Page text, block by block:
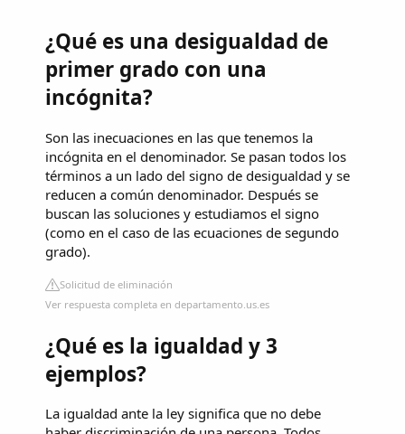
¿Qué es una desigualdad de
primer grado con una
incógnita?
Son las inecuaciones en las que tenemos la
incógnita en el denominador. Se pasan todos los
términos a un lado del signo de desigualdad y se
reducen a común denominador. Después se
buscan las soluciones y estudiamos el signo
(como en el caso de las ecuaciones de segundo
grado).
Solicitud de eliminación
Ver respuesta completa en departamento.us.es
¿Qué es la igualdad y 3
ejemplos?
La igualdad ante la ley significa que no debe